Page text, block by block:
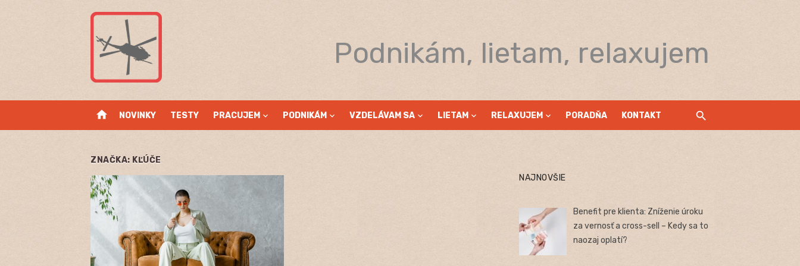
Podnikám, lietam, relaxujem
home NOVINKY TESTY PRACUJEM PODNIKÁM VZDELÁVAM SA LIETAM RELAXUJEM PORADŇA KONTAKT
ZNAČKA: KĽÚČE
NAJNOVŠIE
Benefit pre klienta: Zníženie úroku
za vernosť a cross-sell – Kedy sa to
naozaj oplatí?